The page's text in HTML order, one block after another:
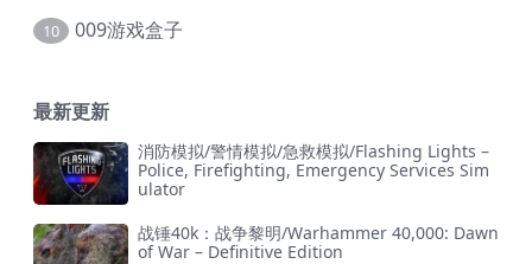
10 009游戏盒子
最新更新
消防模拟/警情模拟/急救模拟/Flashing Lights –
Police, Firefighting, Emergency Services Sim
ulator
战锤40k：战争黎明/Warhammer 40,000: Dawn
of War – Definitive Edition